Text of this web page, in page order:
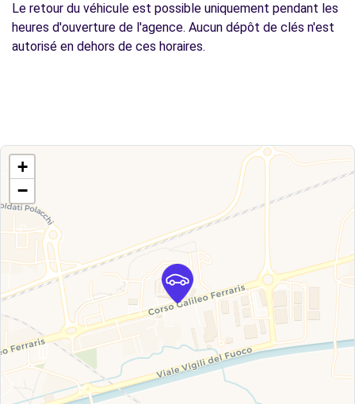
Le retour du véhicule est possible uniquement pendant les
heures d'ouverture de l'agence. Aucun dépôt de clés n'est
autorisé en dehors de ces horaires.
+
−